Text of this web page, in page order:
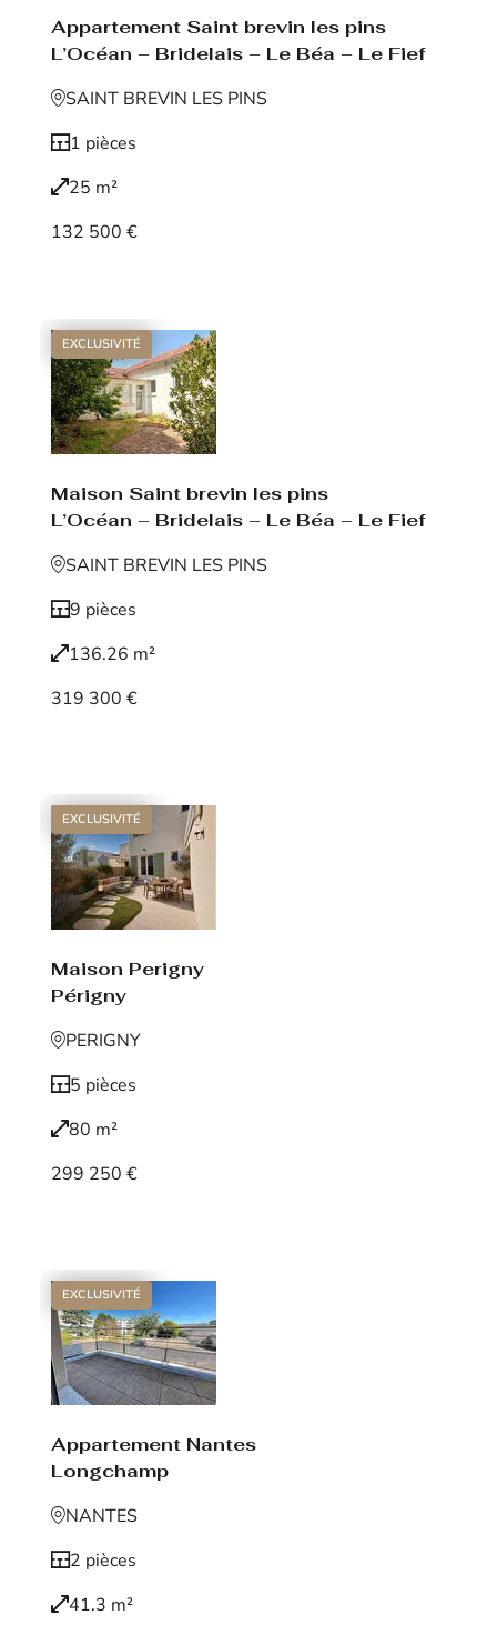
Appartement Saint brevin les pins
L’Océan – Bridelais – Le Béa – Le Fief
SAINT BREVIN LES PINS
1 pièces
25 m²
132 500 €
EXCLUSIVITÉ
Maison Saint brevin les pins
L’Océan – Bridelais – Le Béa – Le Fief
SAINT BREVIN LES PINS
9 pièces
136.26 m²
319 300 €
EXCLUSIVITÉ
Maison Perigny
Périgny
PERIGNY
5 pièces
80 m²
299 250 €
EXCLUSIVITÉ
Appartement Nantes
Longchamp
NANTES
2 pièces
41.3 m²